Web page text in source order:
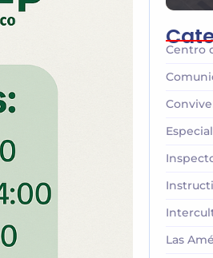
Centro
Las